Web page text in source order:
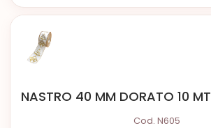
NASTRO 40 MM DORATO 10 MT
Cod. N605